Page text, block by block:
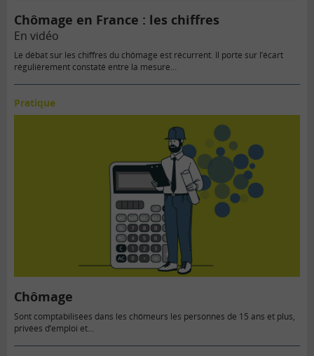
Chômage en France : les chiffres
En vidéo
Le débat sur les chiffres du chômage est récurrent. Il porte sur l’écart
régulièrement constaté entre la mesure…
Pratique
Chômage
Sont comptabilisées dans les chômeurs les personnes de 15 ans et plus,
privées d’emploi et...